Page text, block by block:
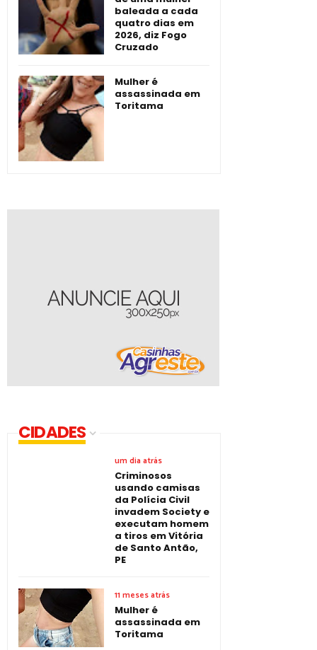
baleada a cada
quatro dias em
2026, diz Fogo
Cruzado
Mulher é
assassinada em
Toritama
CIDADES
um dia atrás
Criminosos
usando camisas
da Polícia Civil
invadem Society e
executam homem
a tiros em Vitória
de Santo Antão,
PE
11 meses atrás
Mulher é
assassinada em
Toritama